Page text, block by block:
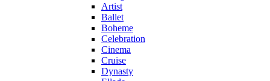
Artist
Ballet
Boheme
Celebration
Cinema
Cruise
Dynasty